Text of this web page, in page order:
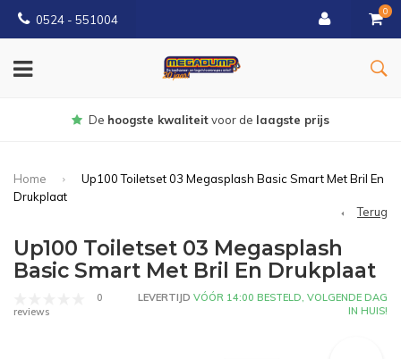
0524 - 551004
0
Gratisbezorgd vanaf €150
Home
Up100 Toiletset 03 Megasplash Basic Smart Met Bril En
Drukplaat
Terug
Up100 Toiletset 03 Megasplash
Basic Smart Met Bril En Drukplaat
0
reviews
LEVERTIJD VÓÓR 14:00 BESTELD, VOLGENDE DAG
IN HUIS!